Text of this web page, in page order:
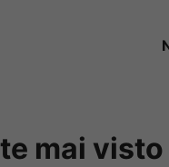
mai visto